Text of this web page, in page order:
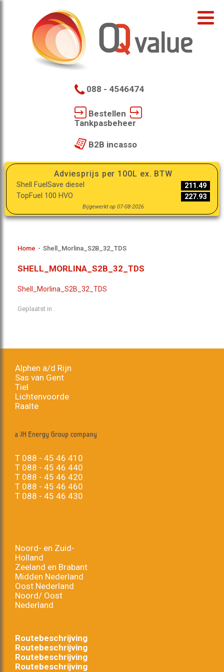
088 - 4546474
Bestellen
Tankpasbeheer
B2B incasso
Adviesprijs per 100L ex. BTW
Shell FuelSave diesel
211.49
TopFuel 100 HVO
227.93
Bijgewerkt op 07-08-2026
Home - Shell_Morlina_S2B_32_TDS
SHELL_MORLINA_S2B_32_TDS
Shell_Morlina_S2B_32_TDS
Geplaatst in .
Alphen a/d Rijn
Sas van Gent
Tiel
Lichtenvoorde
Raalte
T 088 - 45 46 410
T 088 - 45 46 440
T 088 - 45 46 420
T 088 - 45 46 460
T 088 - 45 46 430
Noord- en Zuid-
Holland
Zeeland en Brabant
Midden Nederland
Oost Nederland
Noord/ Oost
Nederland
Routebeschrijving
Routebeschrijving
Routebeschrijving
Routebeschrijving